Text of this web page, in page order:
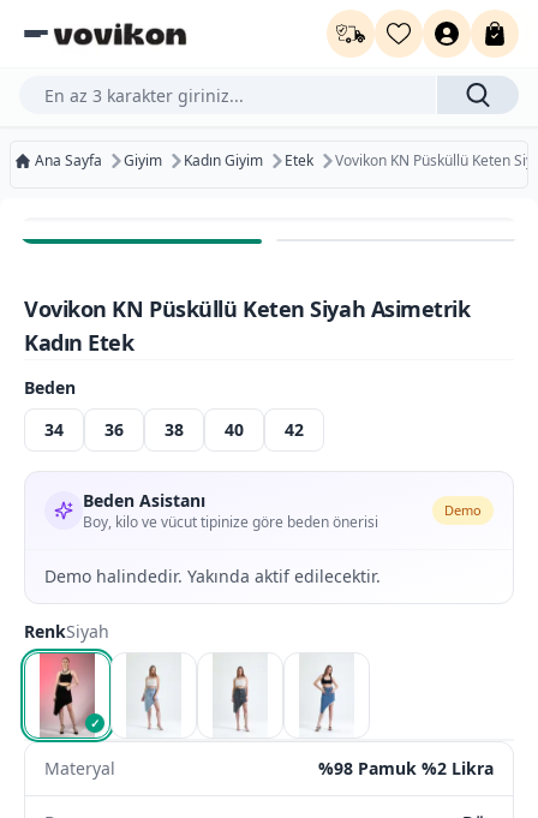
Ürün, kategori veya marka ara...
Ana Sayfa Giyim Kadın Giyim Etek Vovikon KN Püsküllü Keten
Ücretsiz Kargo
Ücretsiz İade
Vovikon KN Püsküllü Keten Siyah Asimetrik
Kadın Etek
Beden
34
36 38 40 42
Beden Asistanı
Boy, kilo ve vücut tipinize göre beden önerisi
Demo
Demo halindedir. Yakında aktif edilecektir.
RenkSiyah
✓
Materyal %98 Pamuk %2 Likra